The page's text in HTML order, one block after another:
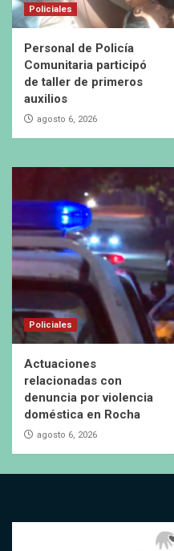
Policiales
Personal de Policía
Comunitaria participó
de taller de primeros
auxilios
agosto 6, 2026
Policiales
Actuaciones
relacionadas con
denuncia por violencia
doméstica en Rocha
agosto 6, 2026